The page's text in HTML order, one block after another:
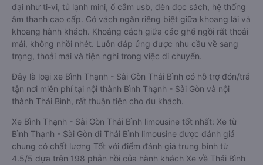
đại như ti-vi, tủ lạnh mini, ổ cắm usb, đèn đọc sách, hệ thống
âm thanh cao cấp. Có vách ngăn riêng biệt giữa khoang lái và
khoang hành khách. Khoảng cách giữa các ghế ngồi rất thoải
mái, không nhồi nhét. Luôn đáp ứng được nhu cầu về sang
trọng, thoải mái và tiện nghi trong việc di chuyển.
Đây là loại xe Bình Thạnh - Sài Gòn Thái Bình có hỗ trợ đón/trả
tận nơi miễn phí tại nội thành Bình Thạnh - Sài Gòn và nội
thành Thái Bình, rất thuận tiện cho du khách.
Xe Bình Thạnh - Sài Gòn Thái Bình limousine tốt nhất: Xe từ
Bình Thạnh - Sài Gòn đi Thái Bình limousine được đánh giá
chung có chất lượng Tốt với điểm đánh giá trung bình từ
4.5/5 dựa trên 198 phản hồi của hành khách Xe về Thái Bình